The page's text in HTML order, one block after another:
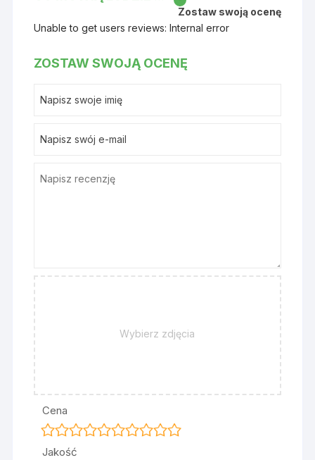
Zostaw swoją ocenę
Unable to get users reviews: Internal error
ZOSTAW SWOJĄ OCENĘ
Wybierz zdjęcia
Cena
Jakość